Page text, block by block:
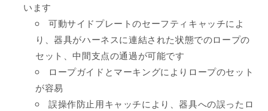
います
可動サイドプレートのセーフティキャッチによ
り、器具がハーネスに連結された状態でのロープの
セット、中間支点の通過が可能です
ロープガイドとマーキングによりロープのセット
が容易
誤操作防止用キャッチにより、器具への誤ったロ